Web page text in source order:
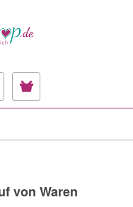
von Waren